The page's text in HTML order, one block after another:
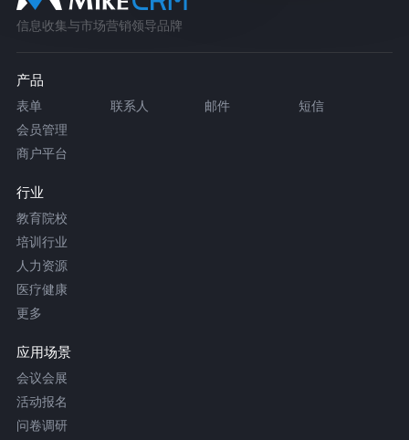
信息收集与市场营销领导品牌
产品
表单 联系人 邮件
短信
会员管理
商户平台
行业
教育院校
培训行业
人力资源
医疗健康
更多
应用场景
会议会展
活动报名
问卷调研